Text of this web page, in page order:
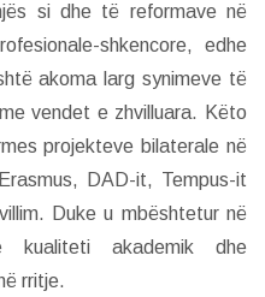
si dhe të reformave në
shkencore, edhe
akoma larg synimeve të
vendet e zhvilluara. Këto
projekteve bilaterale në
DAD-it, Tempus-it
Duke u mbështetur në
kualiteti akademik dhe
rritje.